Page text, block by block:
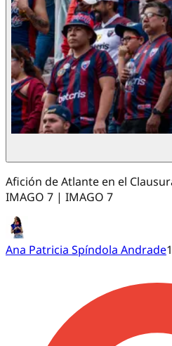
Afición de Atlante en el
IMAGO 7 | IMAGO 7
Ana Patricia Spíndola Andrade